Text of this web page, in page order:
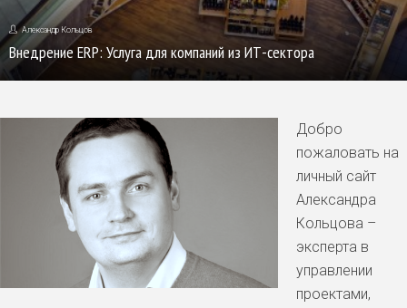
Александр Кольцов
Внедрение ERP: Услуга для компаний из ИТ-сектора
Добро
пожаловать на
личный сайт
Александра
Кольцова –
эксперта в
управлении
проектами,